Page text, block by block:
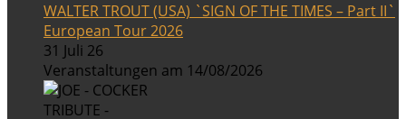
WALTER TROUT (USA) `SIGN OF THE TIMES – Part II`
European Tour 2026
31 Juli 26
Veranstaltungen am 14/08/2026